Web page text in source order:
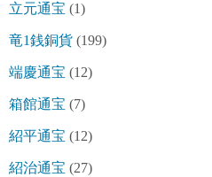
立元通宝 (1)
竜1銭銅貨 (199)
端慶通宝 (12)
箱館通宝 (7)
紹平通宝 (12)
紹治通宝 (27)